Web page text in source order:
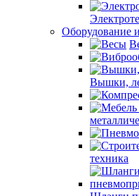
Оборудование
Вышки,
техника